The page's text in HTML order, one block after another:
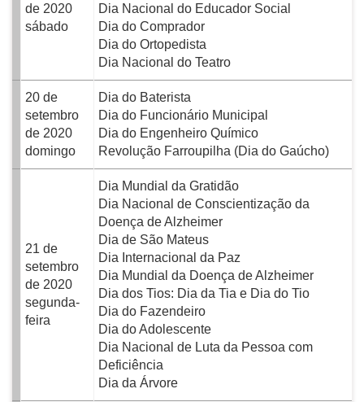
de 2020
sábado
Dia Nacional do Educador Social
Dia do Comprador
Dia do Ortopedista
Dia Nacional do Teatro
20 de
setembro
de 2020
domingo
Dia do Baterista
Dia do Funcionário Municipal
Dia do Engenheiro Químico
Revolução Farroupilha (Dia do Gaúcho)
21 de
setembro
de 2020
segunda-
feira
Dia Mundial da Gratidão
Dia Nacional de Conscientização da
Doença de Alzheimer
Dia de São Mateus
Dia Internacional da Paz
Dia Mundial da Doença de Alzheimer
Dia dos Tios: Dia da Tia e Dia do Tio
Dia do Fazendeiro
Dia do Adolescente
Dia Nacional de Luta da Pessoa com
Deficiência
Dia da Árvore